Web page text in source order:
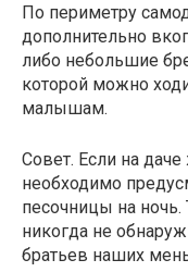
По периметру
дополнительно
либо небольшие
которой можно
малышам.
Совет. Если на
необходимо
песочницы на
никогда не
братьев наших